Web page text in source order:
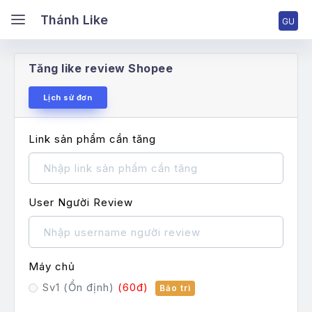
Thánh Like
Like
chủ
nhập tài khoản
ký tài khoản
giá & Cấp bậc
vụ Facebook
vụ TikTok
Tăng like review Shopee
Lịch sử đơn
Link sản phẩm cần tăng
User Người Review
Máy chủ
Sv1 (Ổn định) (60đ) Bảo trì